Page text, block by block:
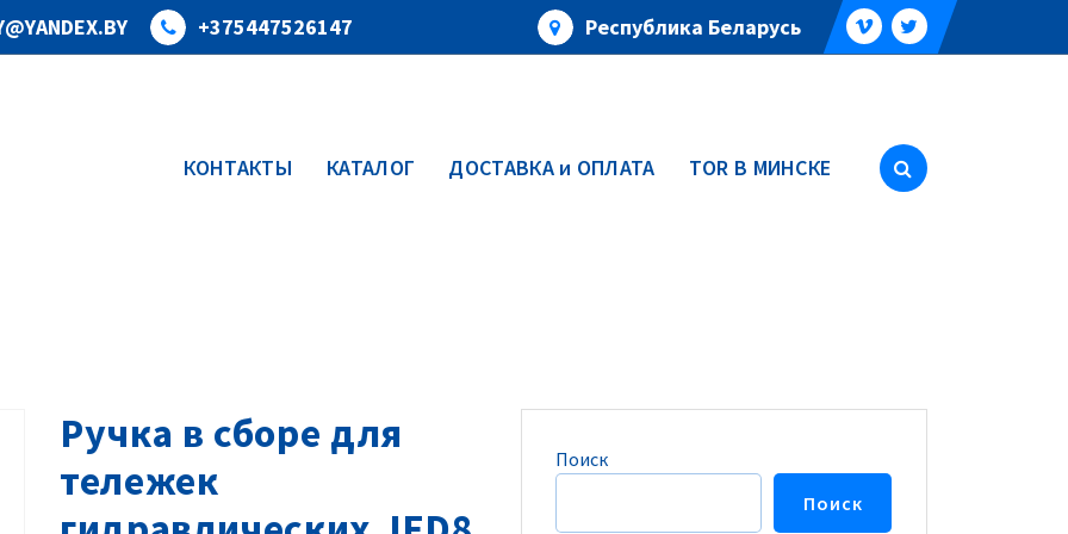
+375447526147 Республика Беларусь
КОНТАКТЫ КАТАЛОГ ДОСТАВКА и ОПЛАТА TOR В МИНСКЕ
Ручка в сборе для
тележек
Поиск
Поиск